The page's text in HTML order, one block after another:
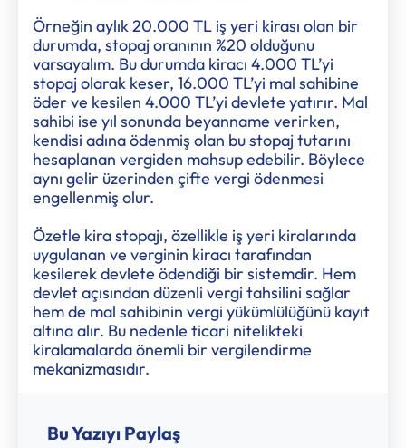
Örneğin aylık 20.000 TL iş yeri kirası olan bir
durumda, stopaj oranının %20 olduğunu
varsayalım. Bu durumda kiracı 4.000 TL’yi
stopaj olarak keser, 16.000 TL’yi mal sahibine
öder ve kesilen 4.000 TL’yi devlete yatırır. Mal
sahibi ise yıl sonunda beyanname verirken,
kendisi adına ödenmiş olan bu stopaj tutarını
hesaplanan vergiden mahsup edebilir. Böylece
aynı gelir üzerinden çifte vergi ödenmesi
engellenmiş olur.
Özetle kira stopajı, özellikle iş yeri kiralarında
uygulanan ve verginin kiracı tarafından
kesilerek devlete ödendiği bir sistemdir. Hem
devlet açısından düzenli vergi tahsilini sağlar
hem de mal sahibinin vergi yükümlülüğünü kayıt
altına alır. Bu nedenle ticari nitelikteki
kiralamalarda önemli bir vergilendirme
mekanizmasıdır.
Bu Yazıyı Paylaş